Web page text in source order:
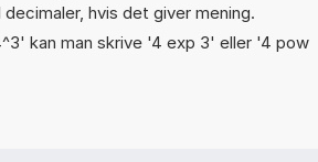
hvis det giver mening.
kan man skrive '4 exp 3' eller '4 pow